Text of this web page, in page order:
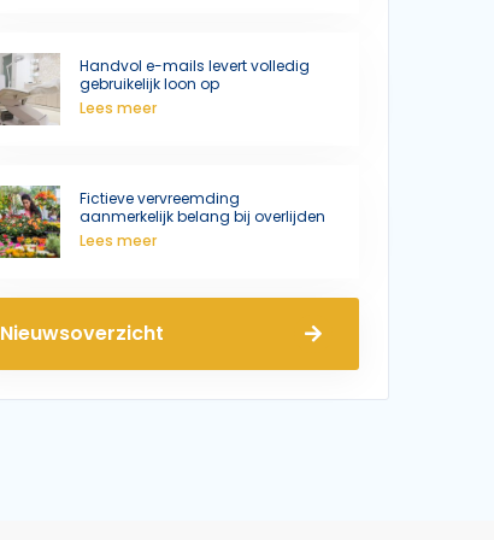
Handvol e-mails levert volledig
gebruikelijk loon op
Lees meer
Fictieve vervreemding
aanmerkelijk belang bij overlijden
Lees meer
Nieuwsoverzicht